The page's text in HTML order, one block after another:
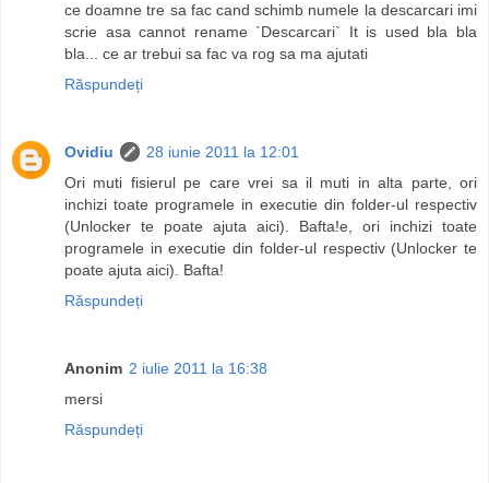
ce doamne tre sa fac cand schimb numele la descarcari imi
scrie asa cannot rename `Descarcari` It is used bla bla
bla... ce ar trebui sa fac va rog sa ma ajutati
Răspundeți
Ovidiu
28 iunie 2011 la 12:01
Ori muti fisierul pe care vrei sa il muti in alta parte, ori
inchizi toate programele in executie din folder-ul respectiv
(Unlocker te poate ajuta aici). Bafta!e, ori inchizi toate
programele in executie din folder-ul respectiv (Unlocker te
poate ajuta aici). Bafta!
Răspundeți
Anonim 2 iulie 2011 la 16:38
mersi
Răspundeți